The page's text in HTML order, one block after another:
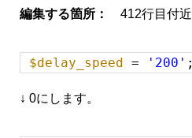
編集する箇所：
412行目付近
$delay_speed = '200' ;
↓ 0にします。